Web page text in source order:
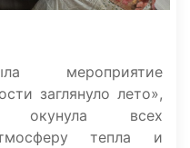
мероприятие
заглянуло лето»,
окунула всех
тепла и